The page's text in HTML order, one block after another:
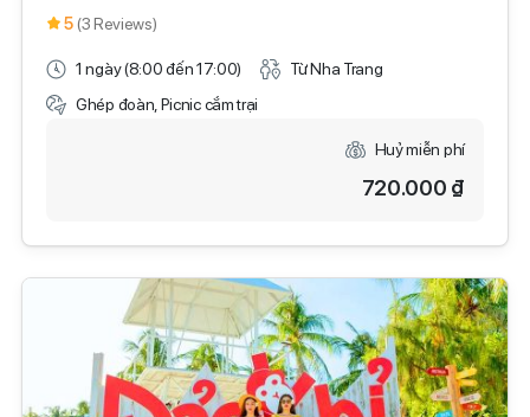
5 (3 Reviews)
1 ngày (8:00 đến 17:00)
Từ Nha Trang
Ghép đoàn, Picnic cắm trại
Huỷ miễn phí
720.000 ₫